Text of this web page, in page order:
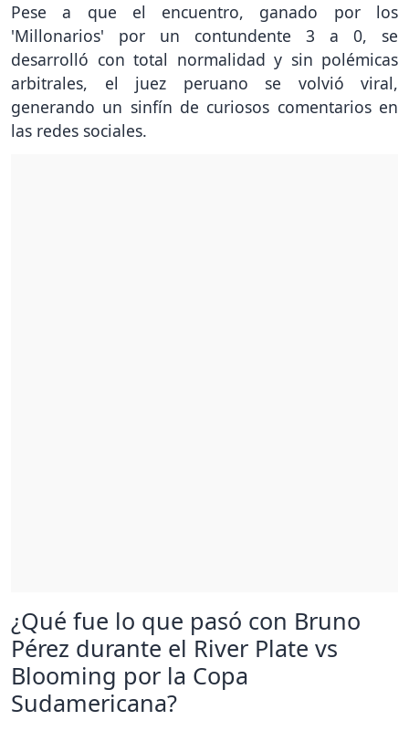
Pese a que el encuentro, ganado por los
'Millonarios' por un contundente 3 a 0, se
desarrolló con total normalidad y sin polémicas
arbitrales, el juez peruano se volvió viral,
generando un sinfín de curiosos comentarios en
las redes sociales.
¿Qué fue lo que pasó con Bruno
Pérez durante el River Plate vs
Blooming por la Copa
Sudamericana?